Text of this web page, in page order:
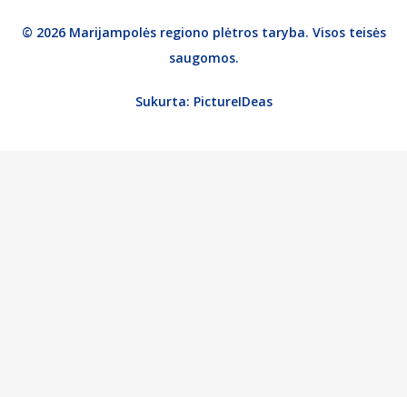
© 2026 Marijampolės regiono plėtros taryba. Visos teisės
saugomos.
Sukurta: PictureIDeas